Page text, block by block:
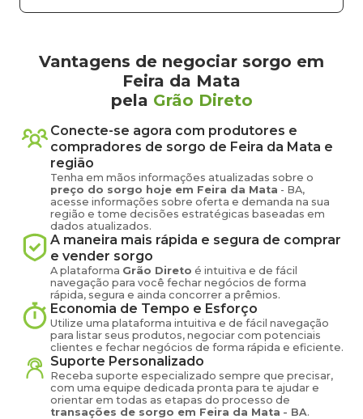
Vantagens de negociar sorgo em
Feira da Mata
pela Grão Direto
Conecte-se agora com produtores e
compradores de sorgo de Feira da Mata e
região
Tenha em mãos informações atualizadas sobre o
preço do sorgo hoje em Feira da Mata - BA,
acesse informações sobre oferta e demanda na sua
região e tome decisões estratégicas baseadas em
dados atualizados.
A maneira mais rápida e segura de comprar
e vender sorgo
A plataforma Grão Direto é intuitiva e de fácil
navegação para você fechar negócios de forma
rápida, segura e ainda concorrer a prêmios.
Economia de Tempo e Esforço
Utilize uma plataforma intuitiva e de fácil navegação
para listar seus produtos, negociar com potenciais
clientes e fechar negócios de forma rápida e eficiente.
Suporte Personalizado
Receba suporte especializado sempre que precisar,
com uma equipe dedicada pronta para te ajudar e
orientar em todas as etapas do processo de
transações de sorgo em Feira da Mata - BA.